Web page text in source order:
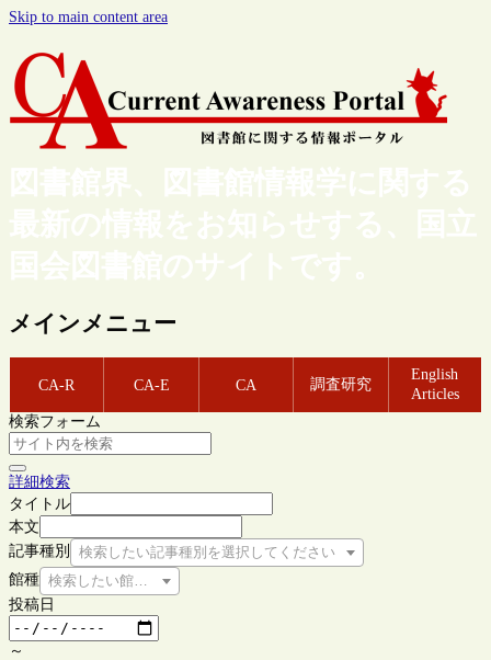
Skip to main content area
図書館界、図書館情報学に関する
最新の情報をお知らせする、国立
国会図書館のサイトです。
メインメニュー
CA-R CA-E CA 調査研究
English
Articles
検索フォーム
詳細検索
タイトル
本文
記事種別
検索したい記事種別を選択してください
館種 検索したい館種を選択してください
投稿日
～